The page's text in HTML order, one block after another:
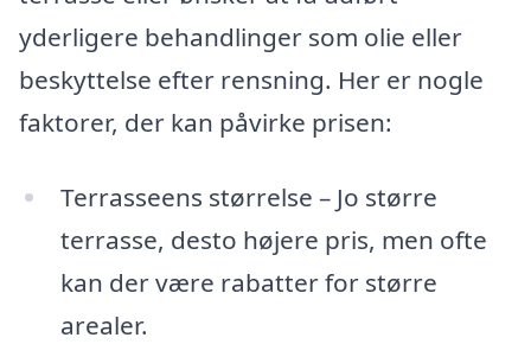
yderligere behandlinger som olie eller
beskyttelse efter rensning. Her er nogle
faktorer, der kan påvirke prisen:
Terrasseens størrelse – Jo større
terrasse, desto højere pris, men ofte
kan der være rabatter for større
arealer.